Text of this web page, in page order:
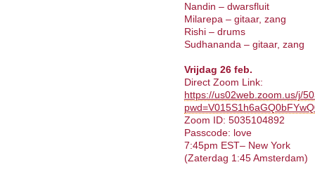
Nandin – dwarsfluit
Milarepa – gitaar, zang
Rishi – drums
Sudhananda – gitaar, zang
Vrijdag 26 feb.
Direct Zoom Link:
https://us02web.zoom.us/j/
Zoom ID: 5035104892
Passcode: love
7:45pm EST– New York
(Zaterdag 1:45 Amsterdam)